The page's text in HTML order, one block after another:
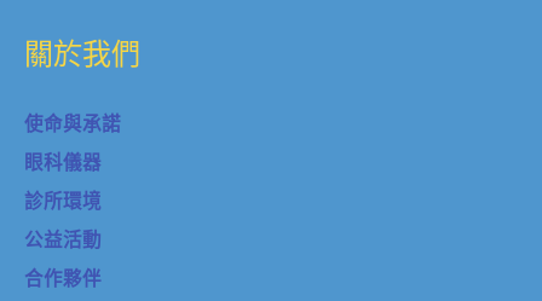
關於我們
使命與承諾
眼科儀器
診所環境
公益活動
合作夥伴